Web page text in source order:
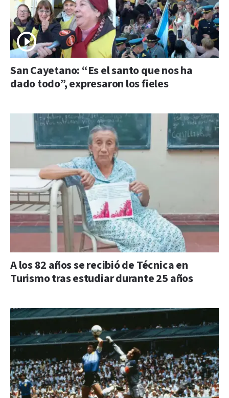
San Cayetano: “Es el santo que nos ha
dado todo”, expresaron los fieles
A los 82 años se recibió de Técnica en
Turismo tras estudiar durante 25 años